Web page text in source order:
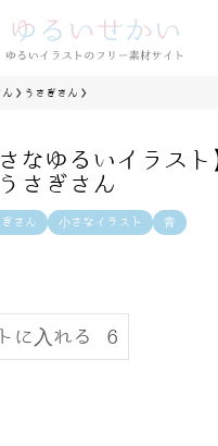
ん うさぎさん
さなゆるいイラスト
さぎさん
ぎさん 小さなイラスト 青
に入れる 6